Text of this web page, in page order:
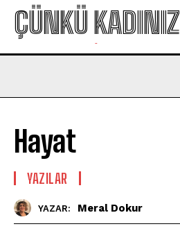
ÇÜNKÜ KADINIZ
-
Hayat
YAZILAR
YAZAR: Meral Dokur